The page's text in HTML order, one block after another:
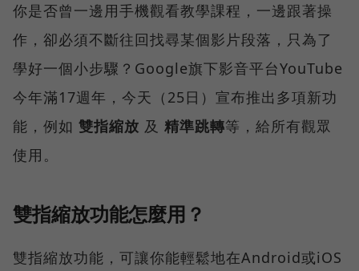
你是否曾一邊用手機觀看教學課程，一邊跟著操
作，卻必須不斷往回找尋某個影片段落，只為了
學好一個小步驟？Google旗下影音平台YouTube
今年滿17週年，今天（25日）宣布推出多項新功
能，例如 雙指縮放 及 精準跳轉等，給所有觀眾
使用。
雙指縮放功能怎麼用？
雙指縮放功能，可讓你能輕鬆地在Android或iOS